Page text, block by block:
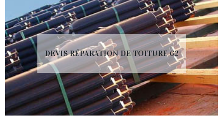
DEVIS RÉPARATION DE TOITURE 62